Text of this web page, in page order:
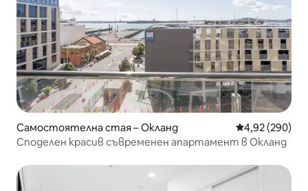
Самостоятелна стая – Окланд Средна
4,92 (290)
Споделен красив съвременен апартамент в Окланд